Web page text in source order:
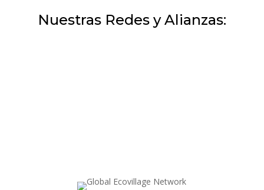
Nuestras Redes y Alianzas: